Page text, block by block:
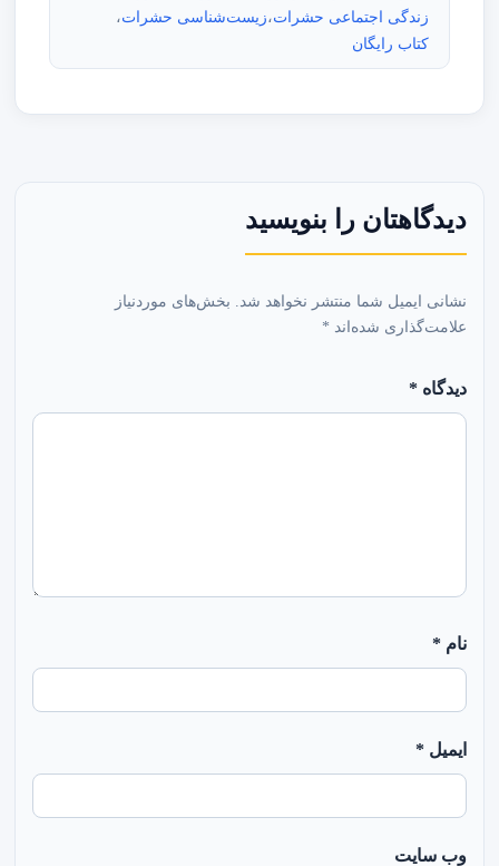
زندگی اجتماعی حشرات،زیست‌شناسی حشرات،
کتاب رایگان
دیدگاهتان را بنویسید
نشانی ایمیل شما منتشر نخواهد شد. بخش‌های موردنیاز
علامت‌گذاری شده‌اند *
دیدگاه *
نام *
ایمیل *
وب‌ سایت